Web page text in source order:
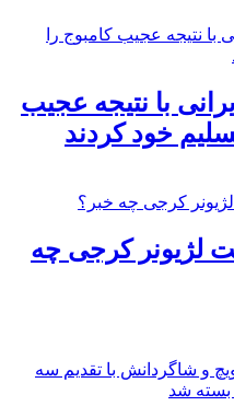
با نتیجه عجیب
خود کردند
لژیونر کرجی چه